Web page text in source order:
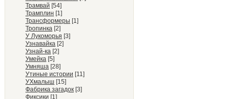
Трамвай [54]
Трамплин [1]
Трансформеры [1]
Тропинка [2]
У Лукоморья [3]
Узнавайка [2]
Узнай-ка [2]
Умейка [5]
Умняша [28]
Утиные истории [11]
УХмалыш [15]
Фабрика загадок [3]
Фиксики [1]